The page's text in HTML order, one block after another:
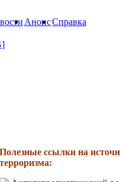
АнонсСправка
Полезные ссылки на
терроризма: